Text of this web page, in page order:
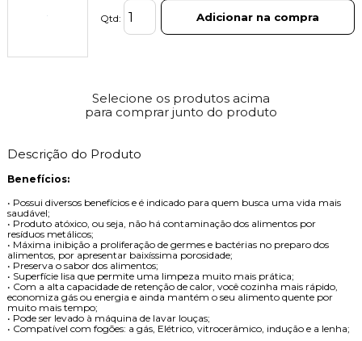
Qtd: Adicionar na compra
Selecione os produtos acima
para comprar junto do produto
Descrição do Produto
Benefícios:
• Possui diversos benefícios e é indicado para quem busca uma vida mais
saudável;
• Produto atóxico, ou seja, não há contaminação dos alimentos por
resíduos metálicos;
• Máxima inibição a proliferação de germes e bactérias no preparo dos
alimentos, por apresentar baixíssima porosidade;
• Preserva o sabor dos alimentos;
• Superfície lisa que permite uma limpeza muito mais prática;
• Com a alta capacidade de retenção de calor, você cozinha mais rápido,
economiza gás ou energia e ainda mantém o seu alimento quente por
muito mais tempo;
• Pode ser levado à máquina de lavar louças;
• Compatível com fogões: a gás, Elétrico, vitrocerâmico, indução e a lenha;